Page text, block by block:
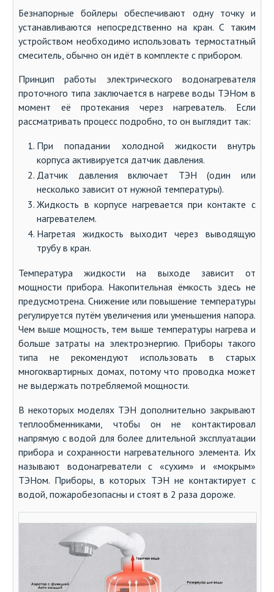
Безнапорные бойлеры обеспечивают одну точку и
устанавливаются непосредственно на кран. С таким
устройством необходимо использовать термостатный
смеситель, обычно он идёт в комплекте с прибором.
Принцип работы электрического водонагревателя
проточного типа заключается в нагреве воды ТЭНом в
момент её протекания через нагреватель. Если
рассматривать процесс подробно, то он выглядит так:
При попадании холодной жидкости внутрь
корпуса активируется датчик давления.
Датчик давления включает ТЭН (один или
несколько зависит от нужной температуры).
Жидкость в корпусе нагревается при контакте с
нагревателем.
Нагретая жидкость выходит через выводящую
трубу в кран.
Температура жидкости на выходе зависит от
мощности прибора. Накопительная ёмкость здесь не
предусмотрена. Снижение или повышение температуры
регулируется путём увеличения или уменьшения напора.
Чем выше мощность, тем выше температуры нагрева и
больше затраты на электроэнергию. Приборы такого
типа не рекомендуют использовать в старых
многоквартирных домах, потому что проводка может
не выдержать потребляемой мощности.
В некоторых моделях ТЭН дополнительно закрывают
теплообменниками, чтобы он не контактировал
напрямую с водой для более длительной эксплуатации
прибора и сохранности нагревательного элемента. Их
называют водонагреватели с «сухим» и «мокрым»
ТЭНом. Приборы, в которых ТЭН не контактирует с
водой, пожаробезопасны и стоят в 2 раза дороже.